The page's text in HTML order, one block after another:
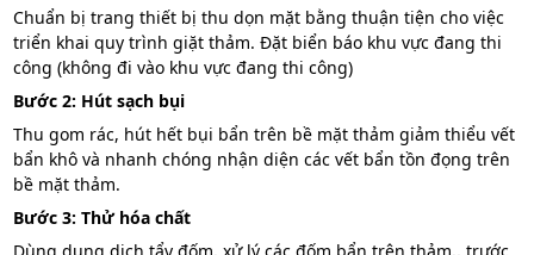
Chuẩn bị trang thiết bị thu dọn mặt bằng thuận tiện cho việc
triển khai quy trình giặt thảm. Đặt biển báo khu vực đang thi
công (không đi vào khu vực đang thi công)
Bước 2: Hút sạch bụi
Thu gom rác, hút hết bụi bẩn trên bề mặt thảm giảm thiểu vết
bẩn khô và nhanh chóng nhận diện các vết bẩn tồn đọng trên
bề mặt thảm.
Bước 3: Thử hóa chất